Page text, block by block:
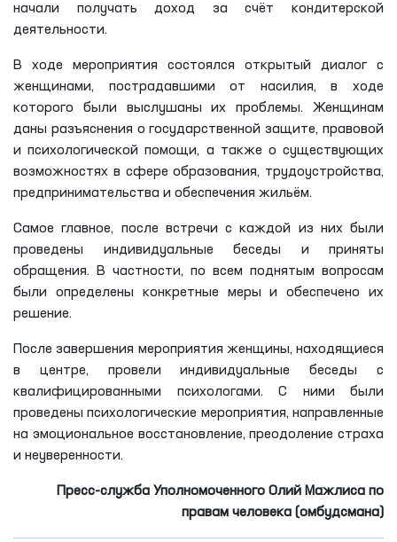
начали получать доход за счёт кондитерской
деятельности.
В ходе мероприятия состоялся открытый диалог с
женщинами, пострадавшими от насилия, в ходе
которого были выслушаны их проблемы. Женщинам
даны разъяснения о государственной защите, правовой
и психологической помощи, а также о существующих
возможностях в сфере образования, трудоустройства,
предпринимательства и обеспечения жильём.
Самое главное, после встречи с каждой из них были
проведены индивидуальные беседы и приняты
обращения. В частности, по всем поднятым вопросам
были определены конкретные меры и обеспечено их
решение.
После завершения мероприятия женщины, находящиеся
в центре, провели индивидуальные беседы с
квалифицированными психологами. С ними были
проведены психологические мероприятия, направленные
на эмоциональное восстановление, преодоление страха
и неуверенности.
Пресс-служба Уполномоченного Олий Мажлиса по
правам человека (омбудсмана)